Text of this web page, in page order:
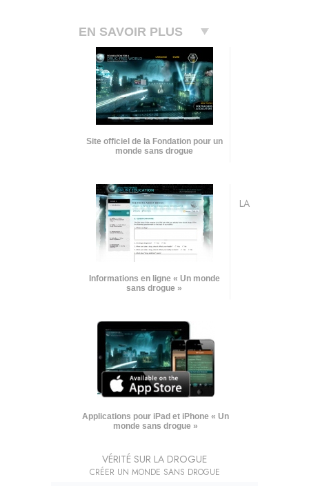
EN SAVOIR PLUS
Site officiel de la Fondation pour un
monde sans drogue
Informations en ligne « Un monde
sans drogue »
Applications pour iPad et iPhone « Un
monde sans drogue »
LA
VÉRITÉ SUR LA DROGUE
CRÉER UN MONDE SANS DROGUE